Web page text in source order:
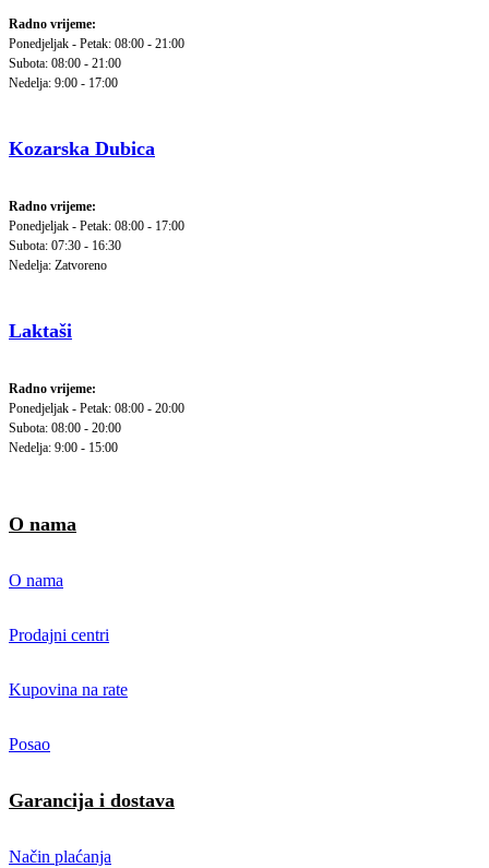
Radno vrijeme:
Ponedjeljak - Petak: 08:00 - 21:00
Subota: 08:00 - 21:00
Nedelja: 9:00 - 17:00
Kozarska Dubica
Radno vrijeme:
Ponedjeljak - Petak: 08:00 - 17:00
Subota: 07:30 - 16:30
Nedelja: Zatvoreno
Laktaši
Radno vrijeme:
Ponedjeljak - Petak: 08:00 - 20:00
Subota: 08:00 - 20:00
Nedelja: 9:00 - 15:00
O nama
O nama
Prodajni centri
Kupovina na rate
Posao
Garancija i dostava
Način plaćanja